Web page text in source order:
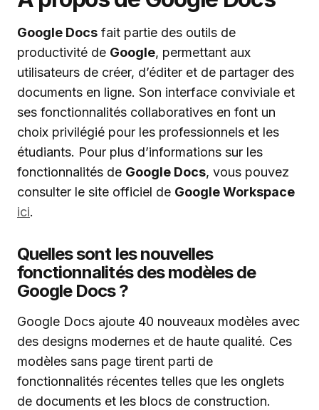
Google Docs fait partie des outils de
productivité de Google, permettant aux
utilisateurs de créer, d’éditer et de partager des
documents en ligne. Son interface conviviale et
ses fonctionnalités collaboratives en font un
choix privilégié pour les professionnels et les
étudiants. Pour plus d’informations sur les
fonctionnalités de Google Docs, vous pouvez
consulter le site officiel de Google Workspace
ici.
Quelles sont les nouvelles
fonctionnalités des modèles de
Google Docs ?
Google Docs ajoute 40 nouveaux modèles avec
des designs modernes et de haute qualité. Ces
modèles sans page tirent parti de
fonctionnalités récentes telles que les onglets
de documents et les blocs de construction.